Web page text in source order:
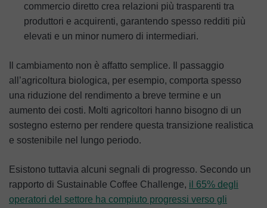
commercio diretto crea relazioni più trasparenti tra
produttori e acquirenti, garantendo spesso redditi più
elevati e un minor numero di intermediari.
Il cambiamento non è affatto semplice. Il passaggio
all’agricoltura biologica, per esempio, comporta spesso
una riduzione del rendimento a breve termine e un
aumento dei costi. Molti agricoltori hanno bisogno di un
sostegno esterno per rendere questa transizione realistica
e sostenibile nel lungo periodo.
Esistono tuttavia alcuni segnali di progresso. Secondo un
rapporto di Sustainable Coffee Challenge, il 65% degli
operatori del settore ha compiuto progressi verso gli